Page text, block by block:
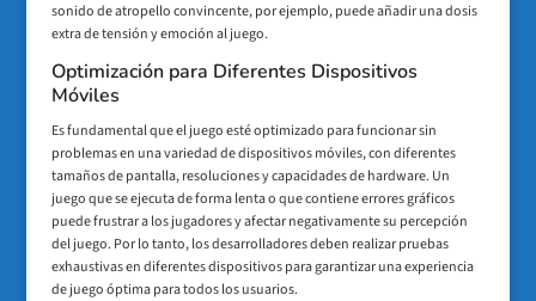
sonido de atropello convincente, por ejemplo, puede añadir una dosis
extra de tensión y emoción al juego.
Optimización para Diferentes Dispositivos
Móviles
Es fundamental que el juego esté optimizado para funcionar sin
problemas en una variedad de dispositivos móviles, con diferentes
tamaños de pantalla, resoluciones y capacidades de hardware. Un
juego que se ejecuta de forma lenta o que contiene errores gráficos
puede frustrar a los jugadores y afectar negativamente su percepción
del juego. Por lo tanto, los desarrolladores deben realizar pruebas
exhaustivas en diferentes dispositivos para garantizar una experiencia
de juego óptima para todos los usuarios.